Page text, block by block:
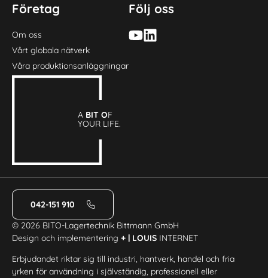
Företag
Om oss
Vårt globala nätverk
Våra produktionsanläggningar
Följ oss
A BIT OF
YOUR LIFE.
042-151 910
© 2026 BITO-Lagertechnik Bittmann GmbH
Design och implementering+ | LOUIS INTERNET
Erbjudandet riktar sig till industri, hantverk, handel och fria
yrken för användning i självständig, professionell eller